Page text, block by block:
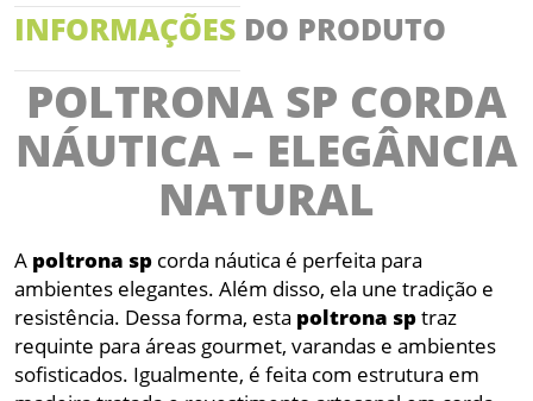
INFORMAÇÕES DO PRODUTO
POLTRONA SP CORDA
NÁUTICA – ELEGÂNCIA
NATURAL
A poltrona sp corda náutica é perfeita para
ambientes elegantes. Além disso, ela une tradição e
resistência. Dessa forma, esta poltrona sptraz
requinte para áreas gourmet, varandas e ambientes
sofisticados. Igualmente, é feita com estrutura em